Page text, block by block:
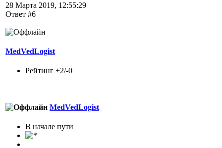
28 Марта 2019, 12:55:29
Ответ #6
MedVedLogist
Рейтинг +2/-0
MedVedLogist
В начале пути